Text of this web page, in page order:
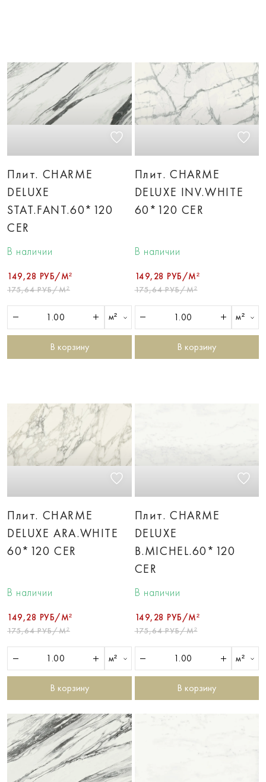
Плит. CHARME
DELUXE
STAT.FANT.60*120
CER
В наличии
149,28 РУБ/М²
175,64 РУБ/М²
м²
В корзину
Плит. CHARME
DELUXE INV.WHITE
60*120 CER
В наличии
149,28 РУБ/М²
175,64 РУБ/М²
м²
В корзину
Плит. CHARME
DELUXE ARA.WHITE
60*120 CER
В наличии
149,28 РУБ/М²
175,64 РУБ/М²
м²
В корзину
Плит. CHARME
DELUXE
B.MICHEL.60*120
CER
В наличии
149,28 РУБ/М²
175,64 РУБ/М²
м²
В корзину